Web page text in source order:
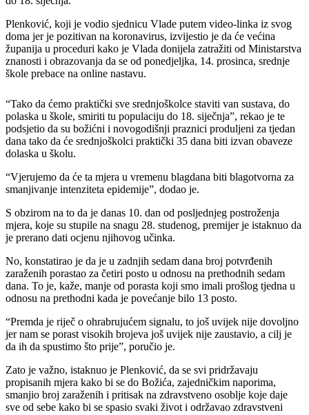
Plenković, koji je vodio sjednicu Vlade putem video-linka iz svog
doma jer je pozitivan na koronavirus, izvijestio je da će većina
županija u proceduri kako je Vlada donijela zatražiti od Ministarstva
znanosti i obrazovanja da se od ponedjeljka, 14. prosinca, srednje
škole prebace na online nastavu.
“Tako da ćemo praktički sve srednjoškolce staviti van sustava, do
polaska u škole, smiriti tu populaciju do 18. siječnja”, rekao je te
podsjetio da su božićni i novogodišnji praznici produljeni za tjedan
dana tako da će srednjoškolci praktički 35 dana biti izvan obaveze
dolaska u školu.
“Vjerujemo da će ta mjera u vremenu blagdana biti blagotvorna za
smanjivanje intenziteta epidemije”, dodao je.
S obzirom na to da je danas 10. dan od posljednjeg postroženja
mjera, koje su stupile na snagu 28. studenog, premijer je istaknuo da
je prerano dati ocjenu njihovog učinka.
No, konstatirao je da je u zadnjih sedam dana broj potvrđenih
zaraženih porastao za četiri posto u odnosu na prethodnih sedam
dana. To je, kaže, manje od porasta koji smo imali prošlog tjedna u
odnosu na prethodni kada je povećanje bilo 13 posto.
“Premda je riječ o ohrabrujućem signalu, to još uvijek nije dovoljno
jer nam se porast visokih brojeva još uvijek nije zaustavio, a cilj je
da ih da spustimo što prije”, poručio je.
Zato je važno, istaknuo je Plenković, da se svi pridržavaju
propisanih mjera kako bi se do Božića, zajedničkim naporima,
smanjio broj zaraženih i pritisak na zdravstveno osoblje koje daje
sve od sebe kako bi se spasio svaki život i održavao zdravstveni